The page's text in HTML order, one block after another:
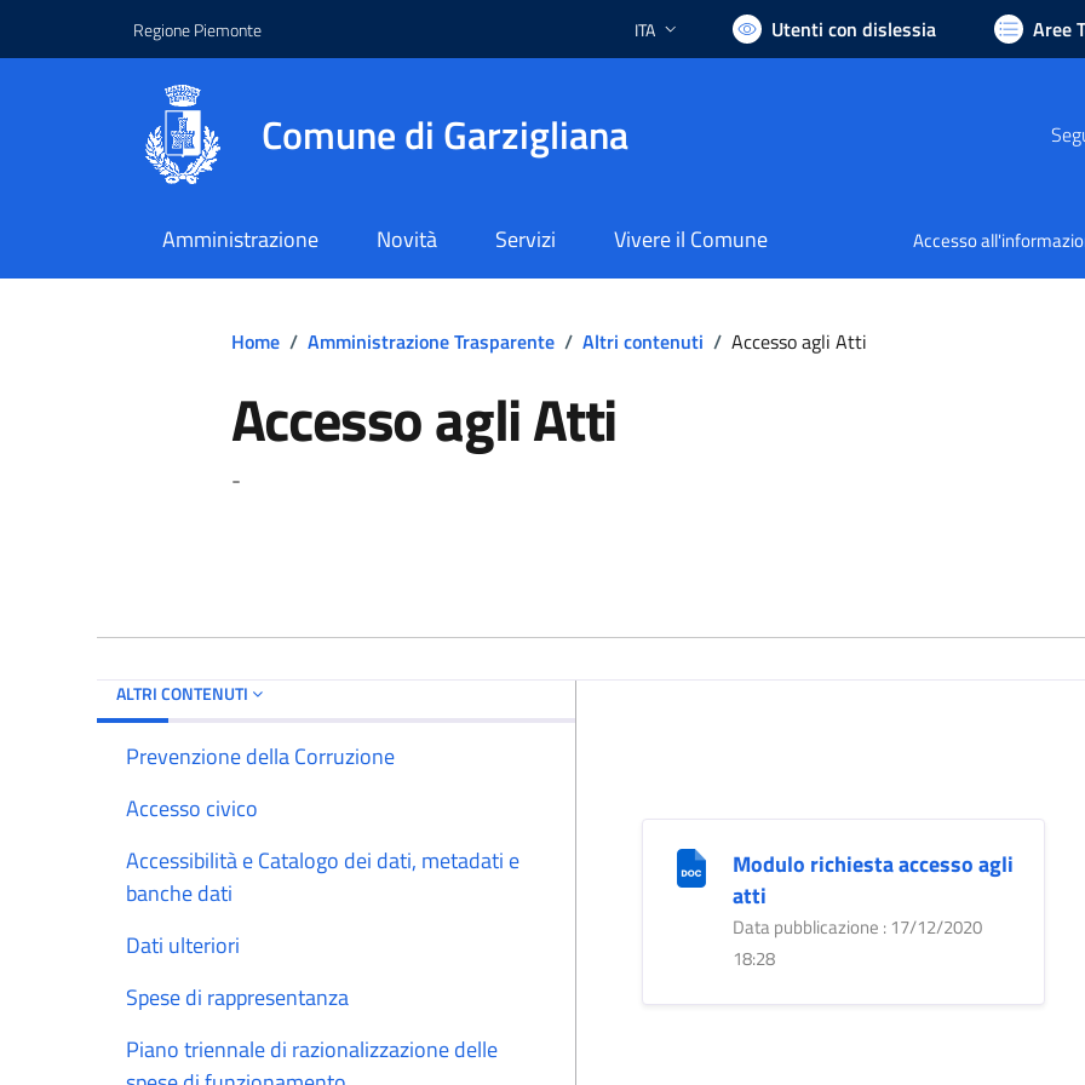
Regione Piemonte Lingua attiva:
ITA Utenti con dislessia Aree
Comune di Garzigliana
Amministrazione Novità Servizi Vivere il Comune Accesso
Home / Amministrazione Trasparente / Altri contenuti / Accesso agli Atti
Accesso agli Atti
-
ALTRI CONTENUTI
Prevenzione della Corruzione
Accesso civico
Accessibilità e Catalogo dei dati, metadati e
banche dati
Dati ulteriori
Spese di rappresentanza
Piano triennale di razionalizzazione delle
Modulo richiesta accesso agli
atti
Data pubblicazione : 17/12/2020
18:28